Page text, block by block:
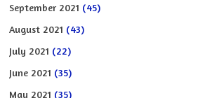
September 2021 (45)
August 2021 (43)
July 2021 (22)
June 2021 (35)
May 2021 (35)